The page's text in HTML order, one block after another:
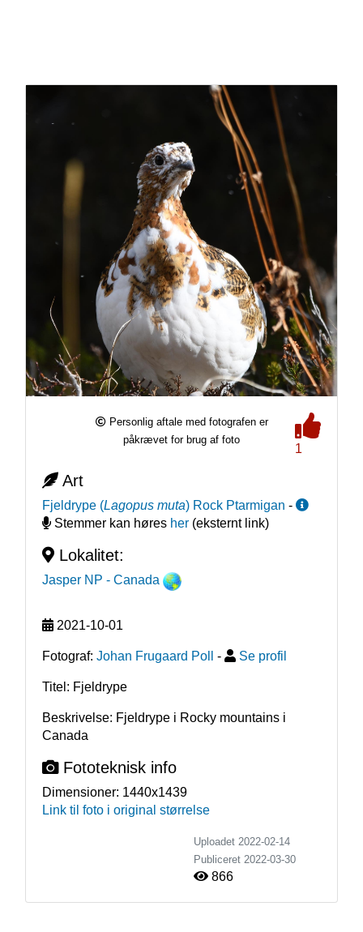
Personlig aftale med fotografen er
påkrævet for brug af foto
1
Art
Fjeldrype (Lagopus muta) Rock Ptarmigan -
Stemmer kan høres her(eksternt link)
Lokalitet:
Jasper NP - Canada
2021-10-01
Fotograf: Johan Frugaard Poll - Se profil
Titel: Fjeldrype
Beskrivelse: Fjeldrype i Rocky mountains i
Canada
Fototeknisk info
Dimensioner: 1440x1439
Link til foto i original størrelse
Uploadet 2022-02-14
Publiceret 2022-03-30
866